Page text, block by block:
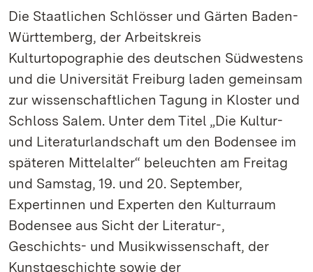
Die Staatlichen Schlösser und Gärten Baden-
Württemberg, der Arbeitskreis
Kulturtopographie des deutschen Südwestens
und die Universität Freiburg laden gemeinsam
zur wissenschaftlichen Tagung in Kloster und
Schloss Salem. Unter dem Titel „Die Kultur-
und Literaturlandschaft um den Bodensee im
späteren Mittelalter“ beleuchten am Freitag
und Samstag, 19. und 20. September,
Expertinnen und Experten den Kulturraum
Bodensee aus Sicht der Literatur-,
Geschichts- und Musikwissenschaft, der
Kunstgeschichte sowie der